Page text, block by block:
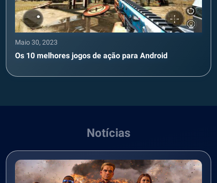
Maio 30, 2023
Os 10 melhores jogos de ação para Android
Notícias